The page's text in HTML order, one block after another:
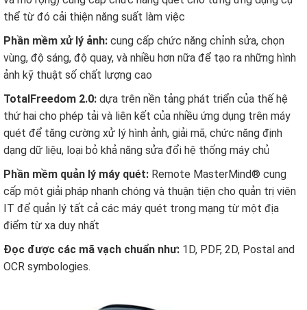
thể từ đó cải thiện năng suất làm việc
Phần mềm xử lý ảnh: cung cấp chức năng chỉnh sửa, chọn
vùng, độ sáng, độ quay, và nhiều hơn nữa để tạo ra những hình
ảnh kỹ thuật số chất lượng cao
TotalFreedom 2.0: dựa trên nền tảng phát triển của thế hệ
thứ hai cho phép tải và liên kết của nhiều ứng dụng trên máy
quét để tăng cường xử lý hình ảnh, giải mã, chức năng định
dạng dữ liệu, loại bỏ khả năng sửa đổi hệ thống máy chủ
Phần mềm quản lý máy quét: Remote MasterMind® cung
cấp một giải pháp nhanh chóng và thuận tiện cho quản trị viên
IT để quản lý tất cả các máy quét trong mạng từ một địa
điểm từ xa duy nhất
Đọc được các mã vạch chuẩn như: 1D, PDF, 2D, Postal and
OCR symbologies.